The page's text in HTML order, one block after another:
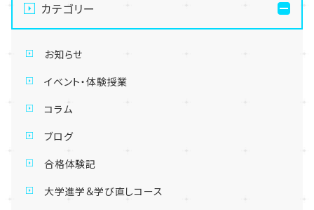
カテゴリー
お知らせ
イベント・体験授業
コラム
ブログ
合格体験記
大学進学＆学び直しコース